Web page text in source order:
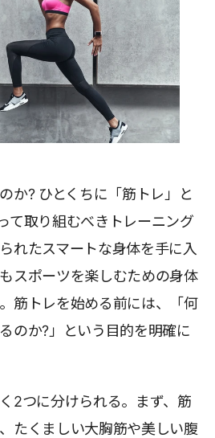
か? ひとくちに「筋トレ」と
て取り組むべきトレーニング
れたスマートな身体を手に入
スポーツを楽しむための身体
筋トレを始める前には、「何
のか?」という目的を明確に
2つに分けられる。まず、筋
たくましい大胸筋や美しい腹